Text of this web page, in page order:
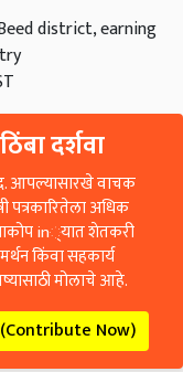
district, earning
दर्शवा
आपल्यासारखे वाचक
पत्रकारितेला अधिक
in्यात शेतकरी
किंवा सहकार्य
मोलाचे आहे.
Now)